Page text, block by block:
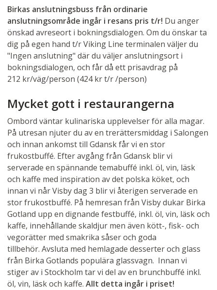
Birkas anslutningsbuss från ordinarie
anslutningsområde ingår i resans pris t/r! Du anger
önskad avreseort i bokningsdialogen. Om du önskar ta
dig på egen hand t/r Viking Line terminalen väljer du
"Ingen anslutning" där du väljer anslutningsort i
bokningsdialogen, och får då ett prisavdrag på
212 kr/väg/person (424 kr t/r /person)
Mycket gott i restaurangerna
Ombord väntar kulinariska upplevelser för alla magar.
På utresan njuter du av en trerättersmiddag i Salongen
och innan ankomst till Gdansk får vi en stor
frukostbuffé. Efter avgång från Gdansk blir vi
serverade en spännande temabuffé inkl. öl, vin, läsk
och kaffe med inspiration av det polska köket, och
innan vi når Visby dag 3 blir vi återigen serverade en
stor frukostbuffé. På hemresan från Visby dukar Birka
Gotland upp en dignande festbuffé, inkl. öl, vin, läsk och
kaffe, innehållande skaldjur men även kött-, fisk- och
vegorätter med smakrika såser och goda
tillbehör. Avsluta med hemlagade desserter och glass
från Birka Gotlands populära glassvagn. Innan vi
stiger av i Stockholm tar vi del av en brunchbuffé inkl.
öl, vin, läsk och kaffe. Allt detta ingår i priset!